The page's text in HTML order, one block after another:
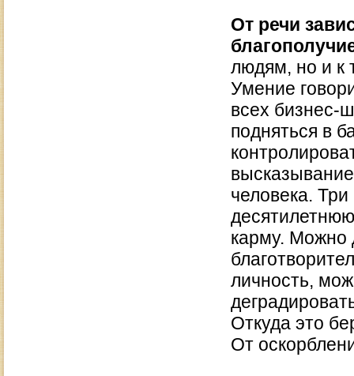
От речи
людям, но и к
Умение
всех бизнес-
подняться в
человека.
карму. Можно
личность,
Откуда это
От